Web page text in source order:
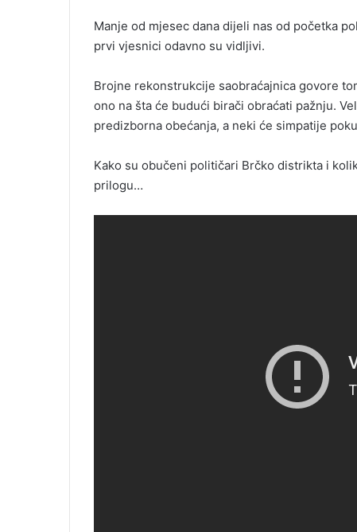
e
m
i
l
Manje od mjesec dana dijeli nas od početka
prvi vjesnici odavno su vidljivi.
Brojne rekonstrukcije saobraćajnica govore
ono na šta će budući birači obraćati pažnju.
predizborna obećanja, a neki će simpatije
Kako su obučeni političari Brčko distrikta i
prilogu…